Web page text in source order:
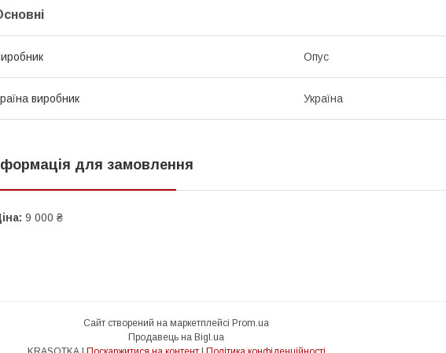
Опус
виробник Україна
для замовлення
9 000 ₴
Сайт створений на маркетплейсі Prom.ua
Продавець на Bigl.ua